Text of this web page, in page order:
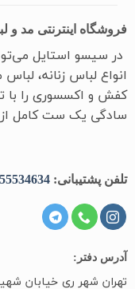
فروشگاه اینترنتی مد و
در سیسو ‌استایل
انواع لباس زنانه،
کفش و اکسسوری را با
سادگی یک ست کامل از
تلفن پشتیبانی:
آدرس دفتر:
تهران شهر ری خیابان